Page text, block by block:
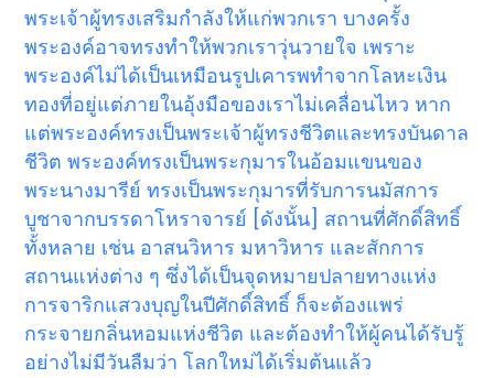
พระเจ้าผู้ทรงเสริมกำลังให้แก่พวกเรา บางครั้ง
พระองค์อาจทรงทำให้พวกเราวุ่นวายใจ เพราะ
พระองค์ไม่ได้เป็นเหมือนรูปเคารพทำจากโลหะเงิน
ทองที่อยู่แต่ภายในอุ้งมือของเราไม่เคลื่อนไหว หาก
แต่พระองค์ทรงเป็นพระเจ้าผู้ทรงชีวิตและทรงบันดาล
ชีวิต พระองค์ทรงเป็นพระกุมารในอ้อมแขนของ
พระนางมารีย์ ทรงเป็นพระกุมารที่รับการนมัสการ
บูชาจากบรรดาโหราจารย์ [ดังนั้น] สถานที่ศักดิ์สิทธิ์
ทั้งหลาย เช่น อาสนวิหาร มหาวิหาร และสักการ
สถานแห่งต่าง ๆ ซึ่งได้เป็นจุดหมายปลายทางแห่ง
การจาริกแสวงบุญในปีศักดิ์สิทธิ์ ก็จะต้องแพร่
กระจายกลิ่นหอมแห่งชีวิต และต้องทำให้ผู้คนได้รับรู้
อย่างไม่มีวันลืมว่า โลกใหม่ได้เริ่มต้นแล้ว